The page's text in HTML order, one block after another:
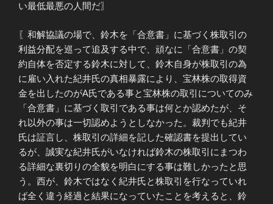
い最低最悪の人間だ〗
〖和解協議の場で、鈴木を「合意書」に基づく株取引の
利益分配を巡って追及する中で、頑なに「合意書」の契
約自体を否定する鈴木に対して、鈴木自身が株取引の為
に雇い入れた紀井氏の真相暴露により、宝林株の取得資
金を出したのがA氏である事と宝林株の取引についてのみ
「合意書」に基づく取引である事は何とか認めたが、そ
れ以外の事は一切認めようとしなかった。裁判でも紀井
氏は証言し、株取引の詳細を記した確認書を提出してい
るが、誠実な紀井氏がいなければ鈴木の株取引にまつわ
る詳細な裏切りの全貌を明白にする事は難しかったと思
う。西が、鈴木ではなく紀井氏と株取引を行なっていれ
ば全く違う経過と結果になっていたことを考えると、鈴